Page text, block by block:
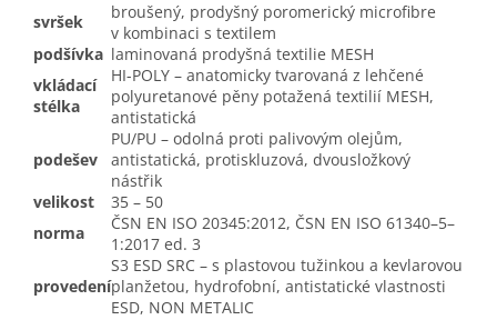
svršek
broušený, prodyšný poromerický microfibre
v kombinaci s textilem
podšívka laminovaná prodyšná textilie MESH
vkládací
stélka
HI-POLY – anatomicky tvarovaná z lehčené
polyuretanové pěny potažená textilií MESH,
antistatická
podešev
PU/PU – odolná proti palivovým olejům,
antistatická, protiskluzová, dvousložkový
nástřik
velikost
35 – 50
norma
ČSN EN ISO 20345:2012, ČSN EN ISO 61340–5–
1:2017 ed. 3
provedení
S3 ESD SRC – s plastovou tužinkou a kevlarovou
planžetou, hydrofobní, antistatické vlastnosti
ESD, NON METALIC